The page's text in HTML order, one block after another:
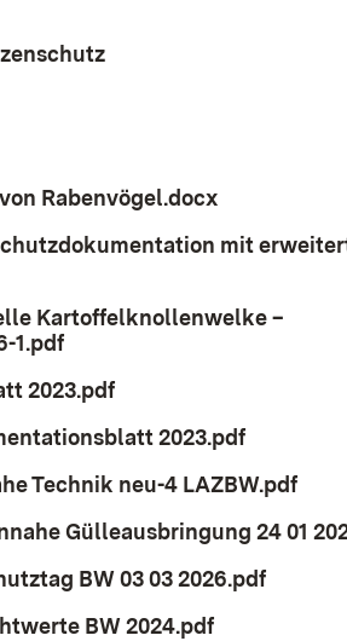
Rabenvögel.docx
mit
Kartoffelknollenwelke –
1.pdf
2023.pdf
2023.pdf
Technik neu-4 LAZBW.pdf
Gülleausbringung 24 01
BW 03 03 2026.pdf
BW 2024.pdf